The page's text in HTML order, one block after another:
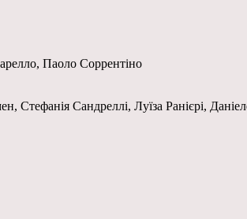
Паоло Соррентіно
Стефанія Сандреллі, Луїза Ранієрі,